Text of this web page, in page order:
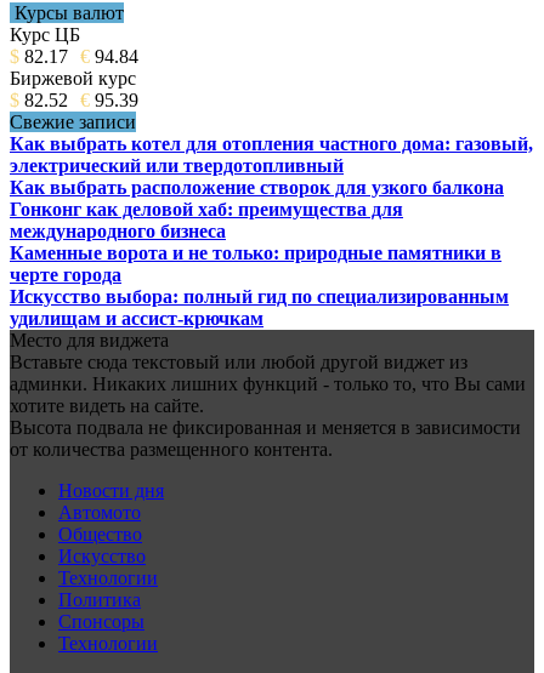
Курсы валют
Курс ЦБ
$ 82.17 € 94.84
Биржевой курс
$ 82.52 € 95.39
Свежие записи
Как выбрать котел для отопления частного дома: газовый,
электрический или твердотопливный
Как выбрать расположение створок для узкого балкона
Гонконг как деловой хаб: преимущества для
международного бизнеса
Каменные ворота и не только: природные памятники в
черте города
Искусство выбора: полный гид по специализированным
удилищам и ассист-крючкам
Место для виджета
Вставьте сюда текстовый или любой другой виджет из
админки. Никаких лишних функций - только то, что Вы сами
хотите видеть на сайте.
Высота подвала не фиксированная и меняется в зависимости
от количества размещенного контента.
Новости дня
Автомото
Общество
Искусство
Технологии
Политика
Спонсоры
Технологии